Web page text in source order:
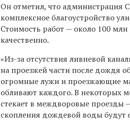
Он отметил, что администрация
комплексное благоустройство
Стоимость работ — около 100
качественно.
«Из-за отсутствия ливневой
на проезжей части после дождя
огромные лужи и проезжающие
обливают каждого. В некоторых
стекает в междворовые проезды
скопления дождевой воды будут